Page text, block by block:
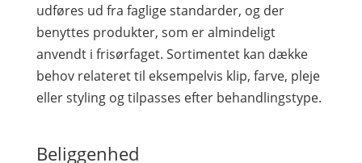
udføres ud fra faglige standarder, og der
benyttes produkter, som er almindeligt
anvendt i frisørfaget. Sortimentet kan dække
behov relateret til eksempelvis klip, farve, pleje
eller styling og tilpasses efter behandlingstype.
Beliggenhed